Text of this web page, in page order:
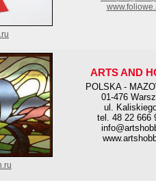
ARTS AND
POLSKA -
01-476
ul.
tel. 48 22 666